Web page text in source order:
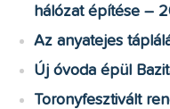
hálózat építése –
Az anyatejes
Új óvoda épül
Toronyfesztivált